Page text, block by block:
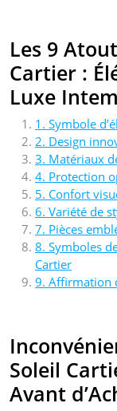
Les 9
Cartier :
Luxe
1. Symbole
2. Design
3. Matériaux
4. Protection
5. Confort
6. Variété de
7. Pièces
8. Symboles
Cartier
9. Affirmation
Soleil
Avant